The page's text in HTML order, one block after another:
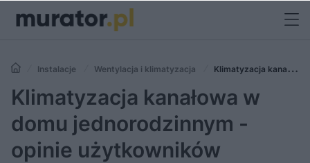
Instalacje Wentylacja i klimatyzacja
Klimatyzacja kanałowa
w domu jednorodzinnym - opinie użytkowników
Klimatyzacja kanałowa w
domu jednorodzinnym -
opinie użytkowników